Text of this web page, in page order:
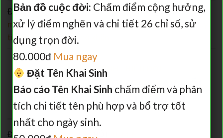
Đăng trongHiểu mình - Hiểu đời| Được gắn thẻhiểu
mình hiểu đời,phát triển bản thân,sống tích cực, tư duy
tích cực ,vượt qua khó khăn
HIỂU MÌNH - HIỂU ĐỜI
GÓC NHÌN TÍCH CỰC: THAY ĐỔI
CUỘC SỐNG BẰNG SUY NGHĨ
ĐĂNG VÀO29/09/2025
Bản đồ cuộc đời: Chấm điểm cộng hưởng,
xử lý điểm nghẽn và chi tiết 26 chỉ số, sử
dụng trọn đời.
80.000đ Mua ngay
Đặt Tên Khai Sinh
Báo cáo Tên Khai Sinh chấm điểm và phân
tích chi tiết tên phù hợp và bổ trợ tốt
nhất cho ngày sinh.